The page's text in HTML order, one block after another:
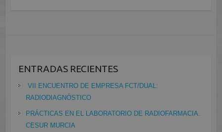
ENTRADAS RECIENTES
VII ENCUENTRO DE EMPRESA FCT/DUAL:
RADIODIAGNÓSTICO
PRÁCTICAS EN EL LABORATORIO DE RADIOFARMACIA.
CESUR MURCIA